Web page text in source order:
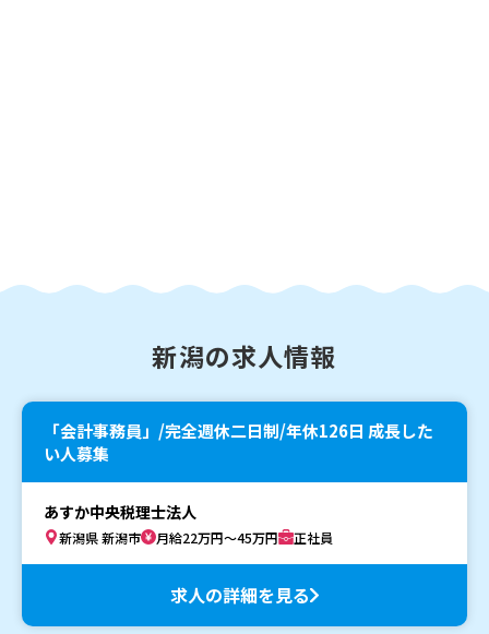
新潟の求人情報
「会計事務員」/完全週休二日制/年休126日 成長した
い人募集
あすか中央税理士法人
新潟県 新潟市 月給22万円～45万円 正社員
求人の詳細を見る